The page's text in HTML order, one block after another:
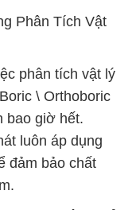
Phân Tích Vật
phân tích vật lý
\ Orthoboric
bao giờ hết.
luôn áp dụng
đảm bảo chất